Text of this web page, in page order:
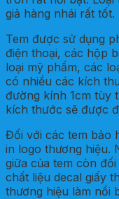
giả hàng nhái rất tốt.
Tem được sử dụng
điện thoại, các hộp
loại mỹ phẩm, các
có nhiều các kích
đường kính 1cm tùy
kích thước sẽ được
Đối với các tem bảo
in logo thương hiệu.
giữa của tem còn
chất liệu decal giấy
thương hiệu làm nổi